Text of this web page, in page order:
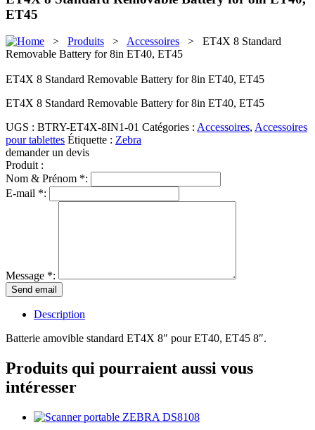
ET45
> Produits > Accessoires > ET4X 8 Standard
Removable Battery for 8in ET40, ET45
ET4X 8 Standard Removable Battery for 8in ET40, ET45
ET4X 8 Standard Removable Battery for 8in ET40, ET45
UGS : BTRY-ET4X-8IN1-01 Catégories : Accessoires, Accessoires
pour tablettes Étiquette : Zebra
demander un devis
Produit :
Nom & Prénom *:
E-mail *:
Message *:
Description
Batterie amovible standard ET4X 8″ pour ET40, ET45 8″.
Produits qui pourraient aussi vous
intéresser